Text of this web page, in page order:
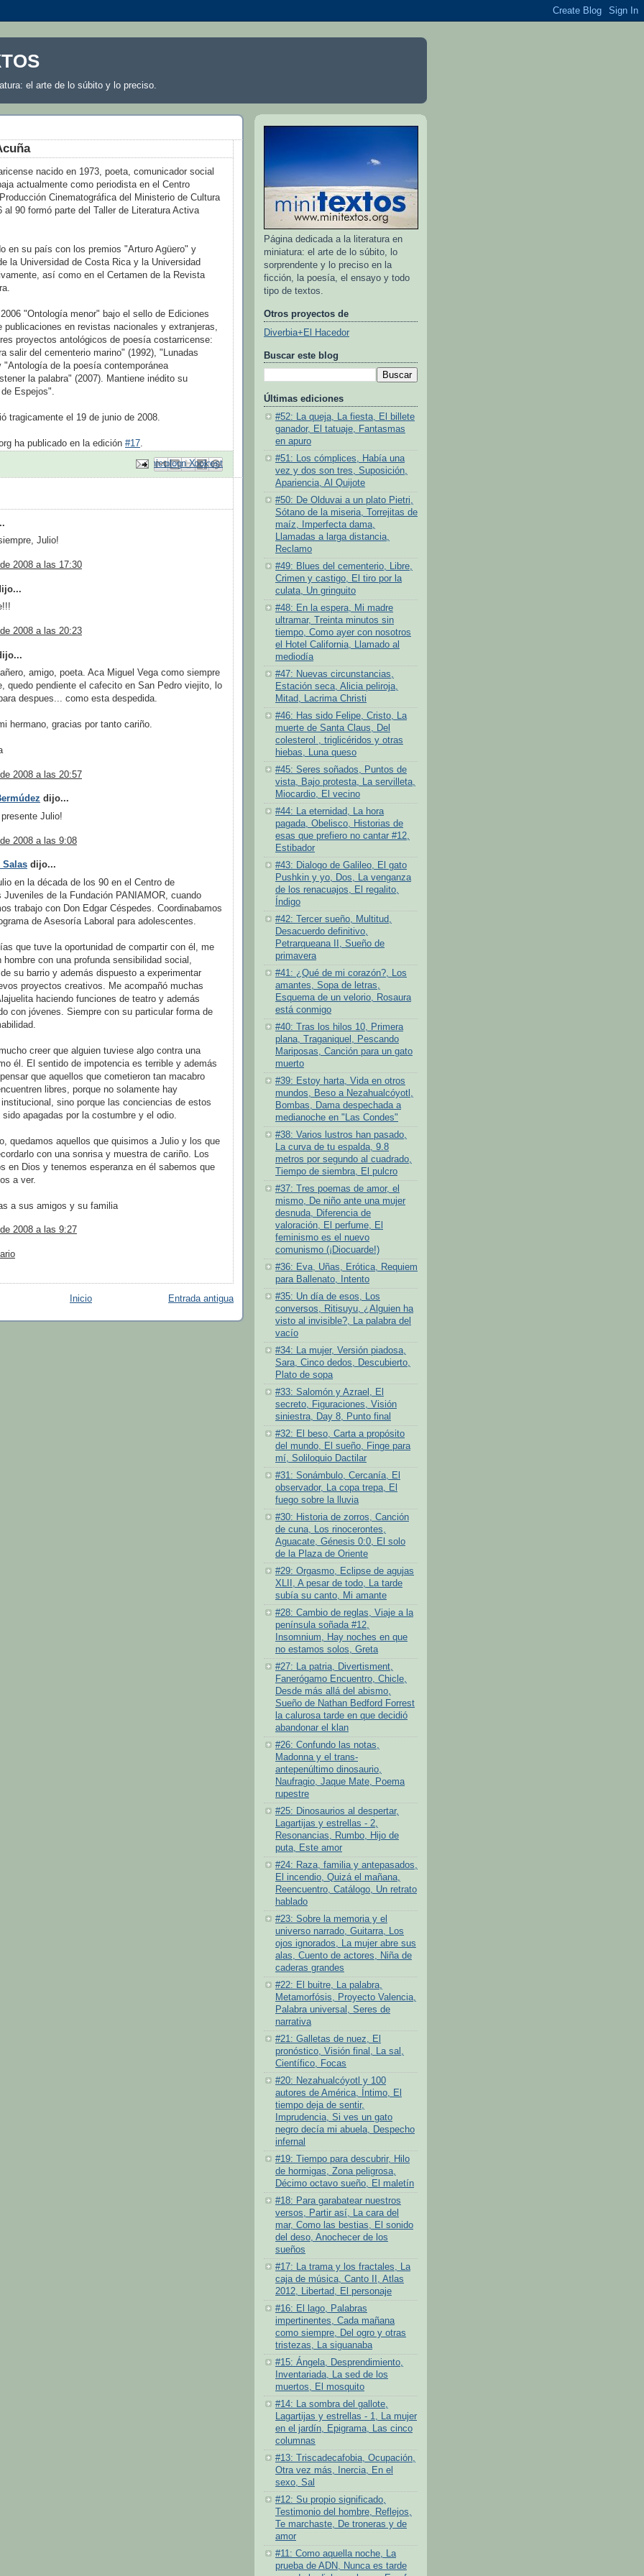
el arte de lo súbito y lo preciso.
nacido en 1973, poeta, comunicador social
actualmente como periodista en el Centro
Cinematográfica del Ministerio de Cultura
al 90 formó parte del Taller de Literatura Activa
en su país con los premios "Arturo Agüero" y
la Universidad de Costa Rica y la Universidad
así como en el Certamen de la Revista
"Ontología menor" bajo el sello de Ediciones
publicaciones en revistas nacionales y extranjeras,
proyectos antológicos de poesía costarricense:
salir del cementerio marino" (1992), "Lunadas
"Antología de la poesía contemporánea
la palabra" (2007). Mantiene inédito su
Espejos".
tragicamente el 19 de junio de 2008.
ha publicado en la edición #17
Enviar por correo electrónico
Escribe un blog
Compartir en X
Compartir con Facebook
Compartir en Pinterest
Julio!
2008 a las 17:30
2008 a las 20:23
amigo, poeta. Aca Miguel Vega como siempre
quedo pendiente el cafecito en San Pedro viejito, lo
despues... como esta despedida.
hermano, gracias por tanto cariño.
2008 a las 20:57
dijo...
Julio!
2008 a las 9:08
Salas dijo...
en la década de los 90 en el Centro de
Juveniles de la Fundación PANIAMOR, cuando
trabajo con Don Edgar Céspedes. Coordinabamos
de Asesoría Laboral para adolescentes.
que tuve la oportunidad de compartir con él, me
hombre con una profunda sensibilidad social,
su barrio y además dispuesto a experimentar
proyectos creativos. Me acompañó muchas
haciendo funciones de teatro y además
con jóvenes. Siempre con su particular forma de
creer que alguien tuviese algo contra una
él. El sentido de impotencia es terrible y además
que aquellos que cometieron tan macabro
libres, porque no solamente hay
sino porque las conciencias de estos
apagadas por la costumbre y el odio.
quedamos aquellos que quisimos a Julio y los que
con una sonrisa y muestra de cariño. Los
en Dios y tenemos esperanza en él sabemos que
a ver.
a sus amigos y su familia
2008 a las 9:27
Entrada antigua
Inicio
Página dedicada a la literatura en
miniatura: el arte de lo súbito, lo
sorprendente y lo preciso en la
ficción, la poesía, el ensayo y todo
tipo de textos.
Otros proyectos de
Diverbia+El Hacedor
Buscar este blog
Últimas ediciones
#52: La queja, La fiesta, El billete
ganador, El tatuaje, Fantasmas
en apuro
#51: Los cómplices, Había una
vez y dos son tres, Suposición,
Apariencia, Al Quijote
#50: De Olduvai a un plato Pietri,
Sótano de la miseria, Torrejitas de
maíz, Imperfecta dama,
Llamadas a larga distancia,
Reclamo
#49: Blues del cementerio, Libre,
Crimen y castigo, El tiro por la
culata, Un gringuito
#48: En la espera, Mi madre
ultramar, Treinta minutos sin
tiempo, Como ayer con nosotros
el Hotel California, Llamado al
mediodía
#47: Nuevas circunstancias,
Estación seca, Alicia peliroja,
Mitad, Lacrima Christi
#46: Has sido Felipe, Cristo, La
muerte de Santa Claus, Del
colesterol , triglicéridos y otras
hiebas, Luna queso
#45: Seres soñados, Puntos de
vista, Bajo protesta, La servilleta,
Miocardio, El vecino
#44: La eternidad, La hora
pagada, Obelisco, Historias de
esas que prefiero no cantar #12,
Estibador
#43: Dialogo de Galileo, El gato
Pushkin y yo, Dos, La venganza
de los renacuajos, El regalito,
Índigo
#42: Tercer sueño, Multitud,
Desacuerdo definitivo,
Petrarqueana II, Sueño de
primavera
#41: ¿Qué de mi corazón?, Los
amantes, Sopa de letras,
Esquema de un velorio, Rosaura
está conmigo
#40: Tras los hilos 10, Primera
plana, Traganiquel, Pescando
Mariposas, Canción para un gato
muerto
#39: Estoy harta, Vida en otros
mundos, Beso a Nezahualcóyotl,
Bombas, Dama despechada a
medianoche en "Las Condes"
#38: Varios lustros han pasado,
La curva de tu espalda, 9.8
metros por segundo al cuadrado,
Tiempo de siembra, El pulcro
#37: Tres poemas de amor, el
mismo, De niño ante una mujer
desnuda, Diferencia de
valoración, El perfume, El
feminismo es el nuevo
comunismo (¡Diocuarde!)
#36: Eva, Uñas, Erótica, Requiem
para Ballenato, Intento
#35: Un día de esos, Los
conversos, Ritisuyu, ¿Alguien ha
visto al invisible?, La palabra del
vacío
#34: La mujer, Versión piadosa,
Sara, Cinco dedos, Descubierto,
Plato de sopa
#33: Salomón y Azrael, El
secreto, Figuraciones, Visión
siniestra, Day 8, Punto final
#32: El beso, Carta a propósito
del mundo, El sueño, Finge para
mí, Soliloquio Dactilar
#31: Sonámbulo, Cercanía, El
observador, La copa trepa, El
fuego sobre la lluvia
#30: Historia de zorros, Canción
de cuna, Los rinocerontes,
Aguacate, Génesis 0:0, El solo
de la Plaza de Oriente
#29: Orgasmo, Eclipse de agujas
XLII, A pesar de todo, La tarde
subía su canto, Mi amante
#28: Cambio de reglas, Viaje a la
península soñada #12,
Insomnium, Hay noches en que
no estamos solos, Greta
#27: La patria, Divertisment,
Fanerógamo Encuentro, Chicle,
Desde más allá del abismo,
Sueño de Nathan Bedford Forrest
la calurosa tarde en que decidió
abandonar el klan
#26: Confundo las notas,
Madonna y el trans-
antepenúltimo dinosaurio,
Naufragio, Jaque Mate, Poema
rupestre
#25: Dinosaurios al despertar,
Lagartijas y estrellas - 2,
Resonancias, Rumbo, Hijo de
puta, Este amor
#24: Raza, familia y antepasados,
El incendio, Quizá el mañana,
Reencuentro, Catálogo, Un retrato
hablado
#23: Sobre la memoria y el
universo narrado, Guitarra, Los
ojos ignorados, La mujer abre sus
alas, Cuento de actores, Niña de
caderas grandes
#22: El buitre, La palabra,
Metamorfósis, Proyecto Valencia,
Palabra universal, Seres de
narrativa
#21: Galletas de nuez, El
pronóstico, Visión final, La sal,
Científico, Focas
#20: Nezahualcóyotl y 100
autores de América, Íntimo, El
tiempo deja de sentir,
Imprudencia, Si ves un gato
negro decía mi abuela, Despecho
infernal
#19: Tiempo para descubrir, Hilo
de hormigas, Zona peligrosa,
Décimo octavo sueño, El maletín
#18: Para garabatear nuestros
versos, Partir así, La cara del
mar, Como las bestias, El sonido
del deso, Anochecer de los
sueños
#17: La trama y los fractales, La
caja de música, Canto II, Atlas
2012, Libertad, El personaje
#16: El lago, Palabras
impertinentes, Cada mañana
como siempre, Del ogro y otras
tristezas, La siguanaba
#15: Ángela, Desprendimiento,
Inventariada, La sed de los
muertos, El mosquito
#14: La sombra del gallote,
Lagartijas y estrellas - 1, La mujer
en el jardín, Epigrama, Las cinco
columnas
#13: Triscadecafobia, Ocupación,
Otra vez más, Inercia, En el
sexo, Sal
#12: Su propio significado,
Testimonio del hombre, Reflejos,
Te marchaste, De troneras y de
amor
#11: Como aquella noche, La
prueba de ADN, Nunca es tarde